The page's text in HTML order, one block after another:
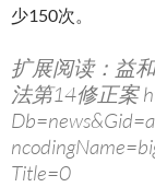
少150次。
扩展阅读：益
法第14修正案
Title=0